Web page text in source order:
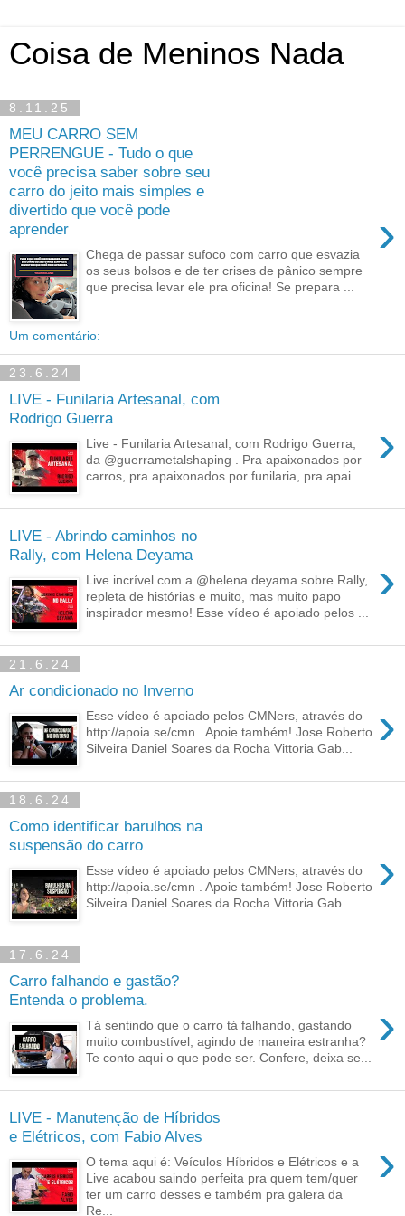
Coisa de Meninos Nada
8.11.25
MEU CARRO SEM
PERRENGUE - Tudo o que
você precisa saber sobre seu
carro do jeito mais simples e
divertido que você pode
aprender
›
Chega de passar sufoco com carro que esvazia
os seus bolsos e de ter crises de pânico sempre
que precisa levar ele pra oficina! Se prepara ...
Um comentário:
23.6.24
LIVE - Funilaria Artesanal, com
Rodrigo Guerra
›
Live - Funilaria Artesanal, com Rodrigo Guerra,
da @guerrametalshaping . Pra apaixonados por
carros, pra apaixonados por funilaria, pra apai...
LIVE - Abrindo caminhos no
Rally, com Helena Deyama
›
Live incrível com a @helena.deyama sobre Rally,
repleta de histórias e muito, mas muito papo
inspirador mesmo! Esse vídeo é apoiado pelos ...
21.6.24
Ar condicionado no Inverno
›
Esse vídeo é apoiado pelos CMNers, através do
http://apoia.se/cmn . Apoie também! Jose Roberto
Silveira Daniel Soares da Rocha Vittoria Gab...
18.6.24
Como identificar barulhos na
suspensão do carro
›
Esse vídeo é apoiado pelos CMNers, através do
http://apoia.se/cmn . Apoie também! Jose Roberto
Silveira Daniel Soares da Rocha Vittoria Gab...
17.6.24
Carro falhando e gastão?
Entenda o problema.
›
Tá sentindo que o carro tá falhando, gastando
muito combustível, agindo de maneira estranha?
Te conto aqui o que pode ser. Confere, deixa se...
LIVE - Manutenção de Híbridos
e Elétricos, com Fabio Alves
›
O tema aqui é: Veículos Híbridos e Elétricos e a
Live acabou saindo perfeita pra quem tem/quer
ter um carro desses e também pra galera da
Re...